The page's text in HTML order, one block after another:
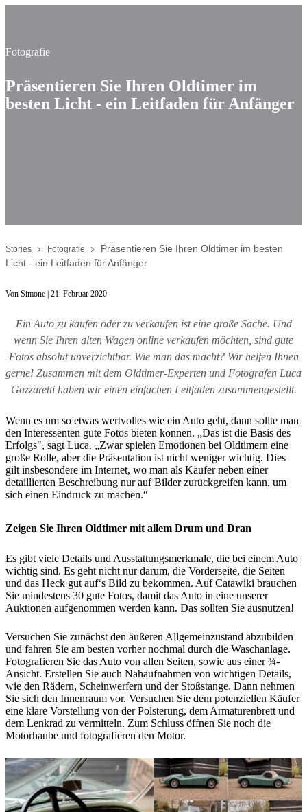
Fotografie
Präsentieren Sie Ihren Oldtimer im
besten Licht - ein Leitfaden für Anfänger
Stories Fotografie
Präsentieren Sie Ihren Oldtimer im besten
Licht - ein Leitfaden für Anfänger
Von Simone | 21. Februar 2020
Ein Auto zu kaufen oder zu verkaufen ist eine große Sache. Und
wenn Sie Ihren alten Wagen online verkaufen möchten, sind gute
Fotos absolut unverzichtbar. Wie man das macht? Wir helfen Ihnen
gerne! Zusammen mit dem Oldtimer-Experten und Fotografen Luca
Gazzaretti haben wir einen einfachen Leitfaden zusammengestellt.
Wenn es um so etwas wertvolles wie ein Auto geht, dann sollte man
den Interessenten gute Fotos bieten können. „Das ist die Basis des
Erfolgs", sagt Luca. „Zwar spielen Emotionen bei Oldtimern eine
große Rolle, aber die Präsentation ist nicht weniger wichtig. Dies
gilt insbesondere im Internet, wo man als Käufer neben einer
detaillierten Beschreibung nur auf Bilder zurückgreifen kann, um
sich einen Eindruck zu machen.“
Zeigen Sie Ihren Oldtimer mit allem Drum und Dran
Es gibt viele Details und Ausstattungsmerkmale, die bei einem Auto
wichtig sind. Es geht nicht nur darum, die Vorderseite, die Seiten
und das Heck gut auf‘s Bild zu bekommen. Auf Catawiki brauchen
Sie mindestens 30 gute Fotos, damit das Auto in eine unserer
Auktionen aufgenommen werden kann. Das sollten Sie ausnutzen!
Versuchen Sie zunächst den äußeren Allgemeinzustand abzubilden
und fahren Sie am besten vorher nochmal durch die Waschanlage.
Fotografieren Sie das Auto von allen Seiten, sowie aus einer ¾-
Ansicht. Erstellen Sie auch Nahaufnahmen von wichtigen Details,
wie den Rädern, Scheinwerfern und der Stoßstange. Dann nehmen
Sie sich den Innenraum vor. Versuchen Sie dem potenziellen Käufer
eine klare Vorstellung von der Polsterung, dem Armaturenbrett und
dem Lenkrad zu vermitteln. Zum Schluss öffnen Sie noch die
Motorhaube und fotografieren den Motor.